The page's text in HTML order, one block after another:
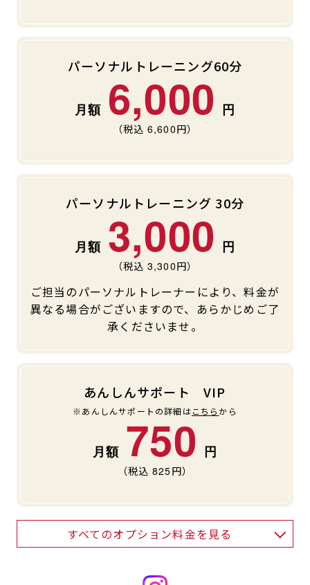
パーソナルトレーニング60分
6,000
（税込 6,600円）
パーソナルトレーニング 30分
3,000
（税込 3,300円）
ご担当のパーソナルトレーナーにより、料金が
異なる場合がございますので、あらかじめご了
承くださいませ。
あんしんサポート VIP
※あんしんサポートの詳細はこちら から
750
（税込 825円）
すべてのオプション料金を見る